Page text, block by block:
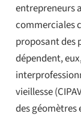
entrepreneurs
commerciales
proposant des
dépendent,
vieillesse
des géomètres